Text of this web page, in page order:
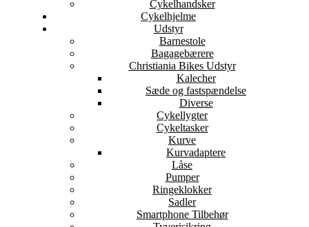
Cykelhandsker
Cykelhjelme
Udstyr
Barnestole
Bagagebærere
Christiania Bikes Udstyr
Kalecher
Sæde og fastspændelse
Diverse
Cykellygter
Cykeltasker
Kurve
Kurvadaptere
Låse
Pumper
Ringeklokker
Sadler
Smartphone Tilbehør